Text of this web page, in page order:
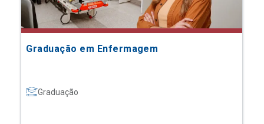
Graduação em Enfermagem
Graduação